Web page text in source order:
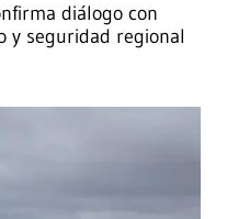
diálogo con
y seguridad regional